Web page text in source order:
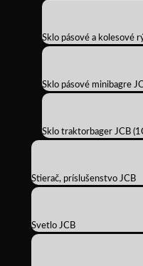
Sklo pásové a kolesové
Sklo pásové minibagre
Sklo traktorbager JCB
Stierač, príslušenstvo JCB
Svetlo JCB